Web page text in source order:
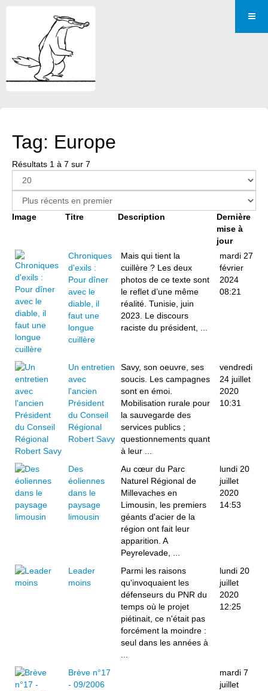
Tag: Europe
Résultats 1 à 7 sur 7
Image Titre Description
Dernière
mise à
jour
Chroniques
d'exils :
Pour dîner
avec le
diable, il
faut une
longue
cuillère
Mais qui tient la
cuillère ? Les deux
photos de ce texte sont
le reflet d’une même
réalité. Tunisie, juin
2023. Le discours
raciste du président, ...
mardi 27
février
2024
08:21
Un entretien
avec
l'ancien
Président
du Conseil
Régional
Robert Savy
Savy, son oeuvre, ses
soucis. Les campagnes
sont en émoi.
Mobilisation rurale pour
la sauvegarde des
services publics ;
questionnements quant
à leur ...
vendredi
24 juillet
2020
10:31
Des
éoliennes
dans le
paysage
limousin
Au cœur du Parc
Naturel Régional de
Millevaches en
Limousin, les premiers
géants d'acier de la
région ont fait leur
apparition. A
Peyrelevade, ...
lundi 20
juillet
2020
14:53
Leader
moins
Parmi les raisons
qu'invoquaient les
défenseurs du PNR du
temps où le projet
piétinait, ce n'était pas
forcément la moindre :
seul dans les années à
lundi 20
juillet
2020
12:25
Brève n°17
- 09/2006
mardi 7
juillet